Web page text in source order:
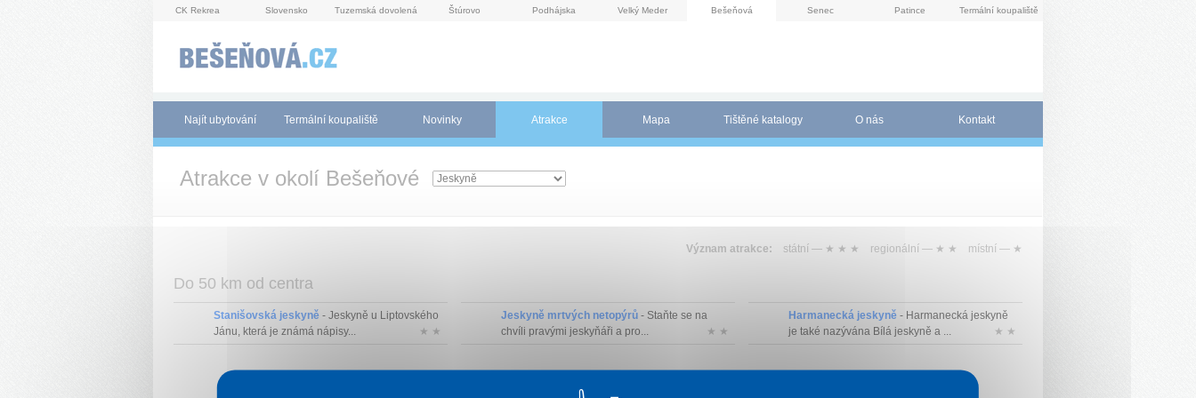
CK Rekrea Slovensko Tuzemská dovolená Štúrovo Podhájska Velký Meder Bešeňová Senec Patince Termální koupaliště
Najít ubytování Termální koupaliště Novinky Atrakce Mapa Tištěné katalogy O nás Kontakt
Atrakce v okolí Bešeňové
Význam atrakce: státní — ★ ★ ★ regionální — ★ ★ místní — ★
Do 50 km od centra
Stanišovská jeskyně - Jeskyně u Liptovského
Jánu, která je známá nápisy...
★ ★
Jeskyně mrtvých netopýrů- Staňte se na
chvíli pravými jeskyňáři a pro...
★ ★
Harmanecká jeskyně- Harmanecká jeskyně
je také nazývána Bílá jeskyně a ...
★ ★